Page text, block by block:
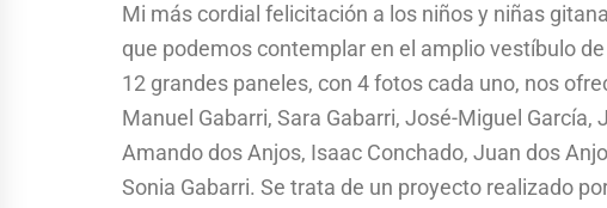
Mi más cordial felicitación a los niños y niñas
que podemos contemplar en el amplio vestíbulo de
12 grandes paneles, con 4 fotos cada uno, nos
Manuel Gabarri, Sara Gabarri, José-Miguel García,
Amando dos Anjos, Isaac Conchado, Juan dos
Sonia Gabarri. Se trata de un proyecto realizado